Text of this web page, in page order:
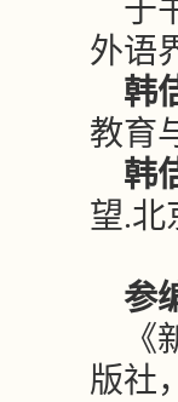
于
外语
韩
教育
韩
望.北
参
版社